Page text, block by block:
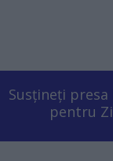
Susțineți
pentru